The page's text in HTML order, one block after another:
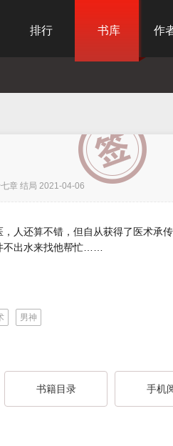
排行 书库 作
章 结局 2021-04-06
人还算不错，但自从获得了医术承
不出水来找他帮忙……
男神
书籍目录 手机